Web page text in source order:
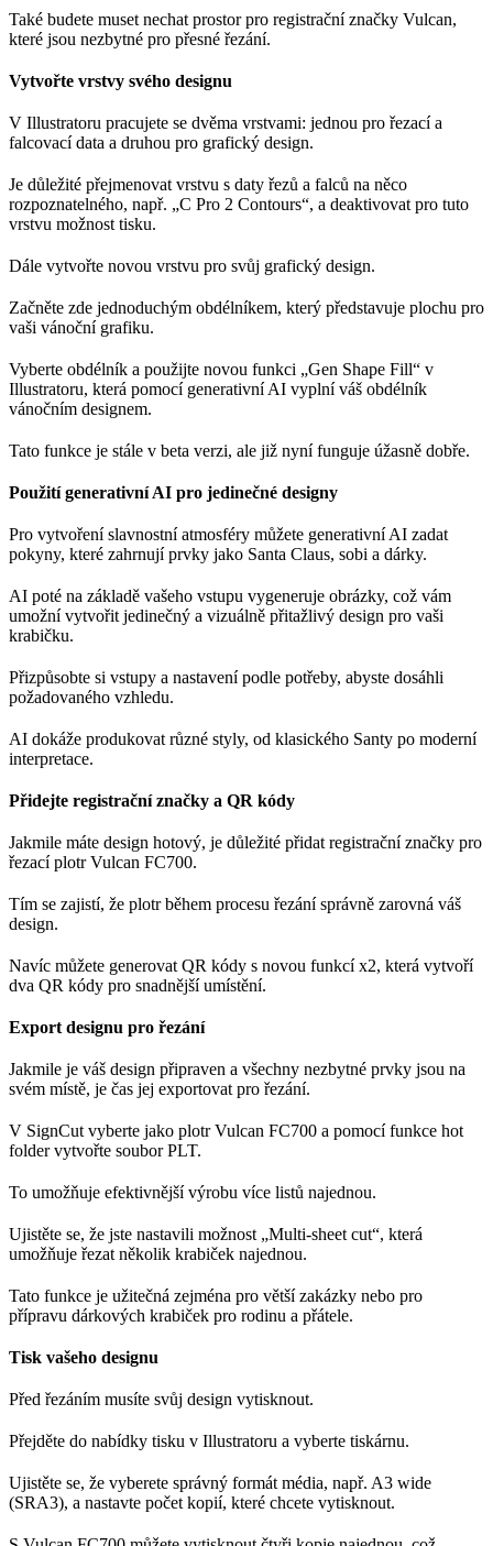
Také budete muset nechat prostor pro registrační značky Vulcan,
které jsou nezbytné pro přesné řezání.
Vytvořte vrstvy svého designu
V Illustratoru pracujete se dvěma vrstvami: jednou pro řezací a
falcovací data a druhou pro grafický design.
Je důležité přejmenovat vrstvu s daty řezů a falců na něco
rozpoznatelného, např. „C Pro 2 Contours“, a deaktivovat pro tuto
vrstvu možnost tisku.
Dále vytvořte novou vrstvu pro svůj grafický design.
Začněte zde jednoduchým obdélníkem, který představuje plochu pro
vaši vánoční grafiku.
Vyberte obdélník a použijte novou funkci „Gen Shape Fill“ v
Illustratoru, která pomocí generativní AI vyplní váš obdélník
vánočním designem.
Tato funkce je stále v beta verzi, ale již nyní funguje úžasně dobře.
Použití generativní AI pro jedinečné designy
Pro vytvoření slavnostní atmosféry můžete generativní AI zadat
pokyny, které zahrnují prvky jako Santa Claus, sobi a dárky.
AI poté na základě vašeho vstupu vygeneruje obrázky, což vám
umožní vytvořit jedinečný a vizuálně přitažlivý design pro vaši
krabičku.
Přizpůsobte si vstupy a nastavení podle potřeby, abyste dosáhli
požadovaného vzhledu.
AI dokáže produkovat různé styly, od klasického Santy po moderní
interpretace.
Přidejte registrační značky a QR kódy
Jakmile máte design hotový, je důležité přidat registrační značky pro
řezací plotr Vulcan FC700.
Tím se zajistí, že plotr během procesu řezání správně zarovná váš
design.
Navíc můžete generovat QR kódy s novou funkcí x2, která vytvoří
dva QR kódy pro snadnější umístění.
Export designu pro řezání
Jakmile je váš design připraven a všechny nezbytné prvky jsou na
svém místě, je čas jej exportovat pro řezání.
V SignCut vyberte jako plotr Vulcan FC700 a pomocí funkce hot
folder vytvořte soubor PLT.
To umožňuje efektivnější výrobu více listů najednou.
Ujistěte se, že jste nastavili možnost „Multi-sheet cut“, která
umožňuje řezat několik krabiček najednou.
Tato funkce je užitečná zejména pro větší zakázky nebo pro
přípravu dárkových krabiček pro rodinu a přátele.
Tisk vašeho designu
Před řezáním musíte svůj design vytisknout.
Přejděte do nabídky tisku v Illustratoru a vyberte tiskárnu.
Ujistěte se, že vyberete správný formát média, např. A3 wide
(SRA3), a nastavte počet kopií, které chcete vytisknout.